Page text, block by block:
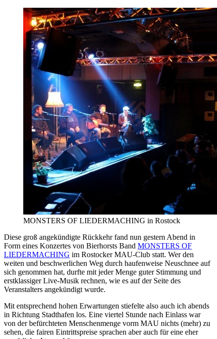
MONSTERS OF LIEDERMACHING in Rostock
Diese groß angekündigte Rückkehr fand nun gestern Abend in
Form eines Konzertes von Bierhorsts Band MONSTERS OF
LIEDERMACHING im Rostocker MAU-Club statt. Wer den
weiten und beschwerlichen Weg durch haufenweise Neuschnee auf
sich genommen hat, durfte mit jeder Menge guter Stimmung und
erstklassiger Live-Musik rechnen, wie es auf der Seite des
Veranstalters angekündigt wurde.
Mit entsprechend hohen Erwartungen stiefelte also auch ich abends
in Richtung Stadthafen los. Eine viertel Stunde nach Einlass war
von der befürchteten Menschenmenge vorm MAU nichts (mehr) zu
sehen, die fairen Eintrittspreise sprachen aber auch für eine eher